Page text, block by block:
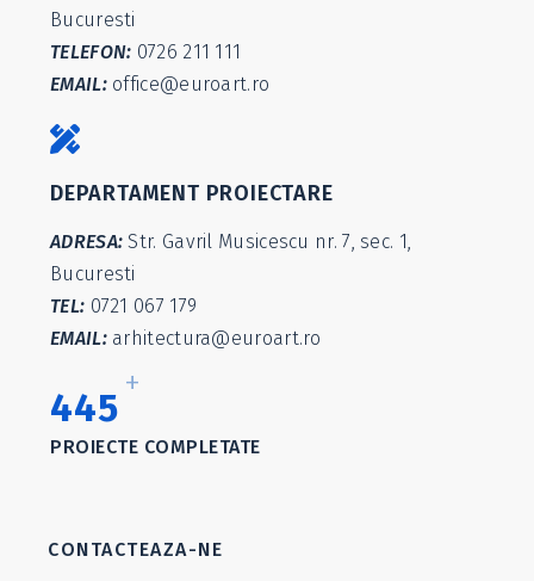
Bucuresti
TELEFON: 0726 211 111
EMAIL:office@euroart.ro
DEPARTAMENT PROIECTARE
ADRESA: Str. Gavril Musicescu nr. 7, sec. 1,
Bucuresti
TEL: 0721 067 179
EMAIL:arhitectura@euroart.ro
660
+
PROIECTE COMPLETATE
CONTACTEAZA-NE